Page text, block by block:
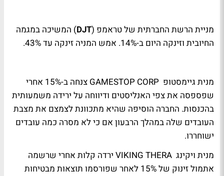
מניית הרשת החברתית של טראמפ (DJT) המשיכה במגמה
החיובית וזינקה היום ב-14%. אמש המניה זינקה עד 43%.
מנית גיימסטופ GAMESTOP CORP צנחה ב-15% אחרי
שפספסה את צפי האנליסטים ודיווחה על ירידה משמעותית
בהכנסות. החברה הוסיפה שהיא מתכוונת לצמצם את מצבת
העובדים שלה במהלך הרבעון אם כי לא מסרה כמה עובדים
ישוחררו.
מנית ויקינג VIKING THERA ירדה קלות אחרי שרשמה
אתמול זינוק של 15% לאחר שפורסמו תוצאות מבטיחות